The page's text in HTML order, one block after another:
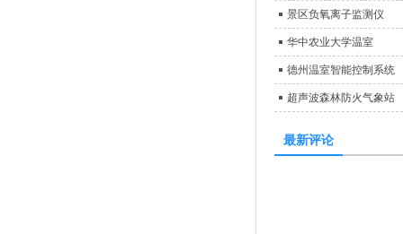
景区负氧离子监测仪
华中农业大学温室
德州温室智能控制系统
超声波森林防火气象站
最新评论